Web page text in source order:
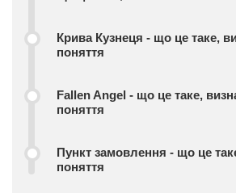
Крива Кузнеця - що це таке,
поняття
Fallen Angel - що це таке,
поняття
Пункт замовлення - що це
поняття